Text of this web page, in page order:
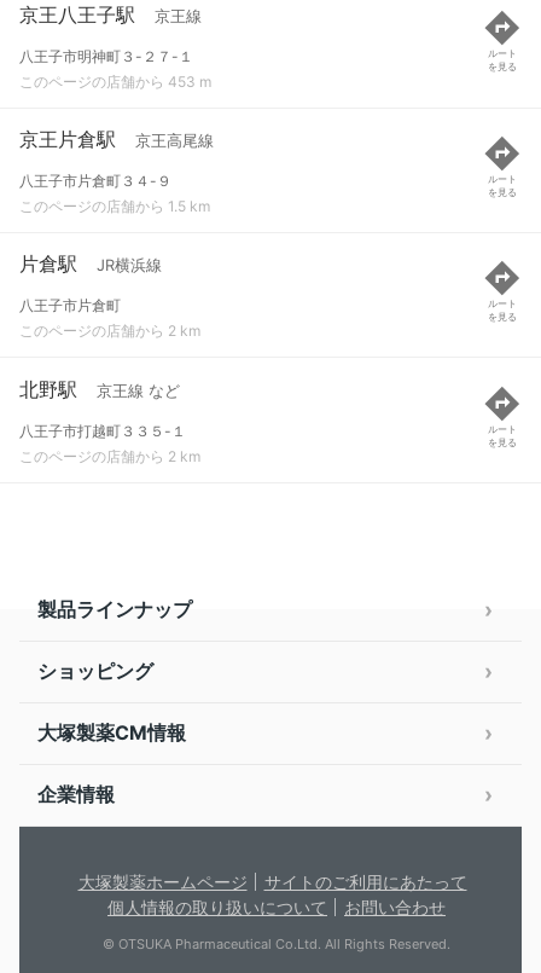
京王八王子駅 京王線
八王子市明神町３-２７-１
このページの店舗から 453 m
ルート
を見る
京王片倉駅 京王高尾線
八王子市片倉町３４-９
このページの店舗から 1.5 km
ルート
を見る
片倉駅 JR横浜線
八王子市片倉町
このページの店舗から 2 km
ルート
を見る
北野駅 京王線 など
八王子市打越町３３５-１
このページの店舗から 2 km
ルート
を見る
製品ラインナップ
ショッピング
大塚製薬CM情報
企業情報
大塚製薬ホームページ
サイトのご利用にあたって
個人情報の取り扱いについて
お問い合わせ
© OTSUKA Pharmaceutical Co.Ltd. All Rights Reserved.